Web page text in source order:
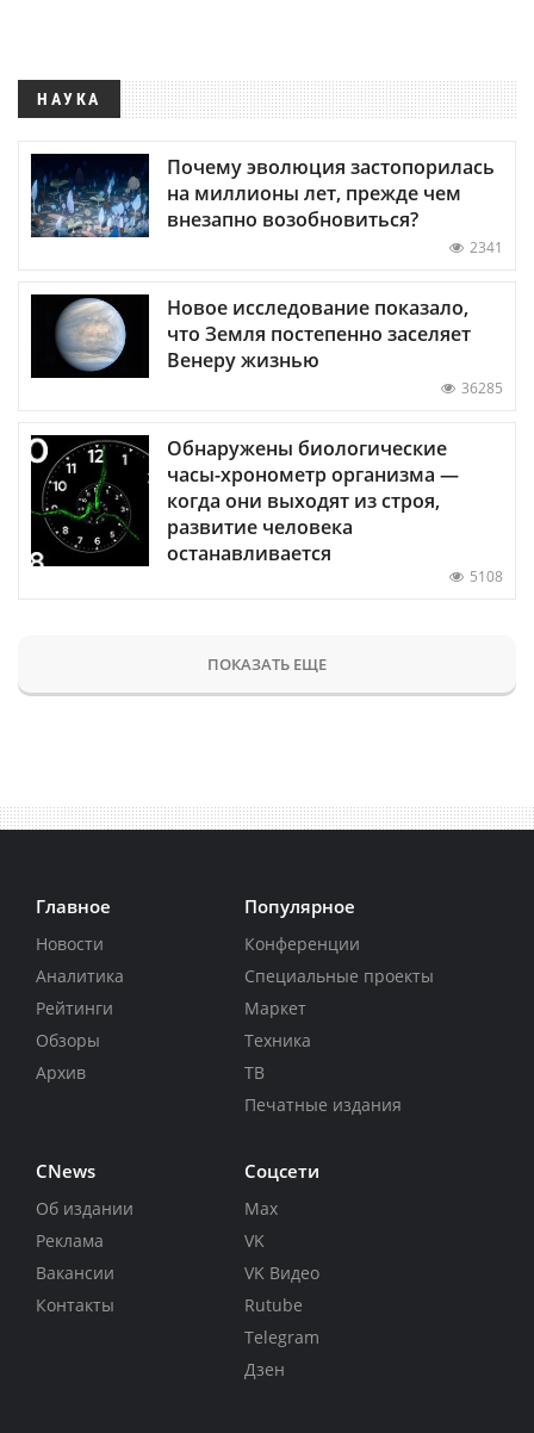
НАУКА
Почему эволюция застопорилась
на миллионы лет, прежде чем
внезапно возобновиться?
2341
Новое исследование показало,
что Земля постепенно заселяет
Венеру жизнью
36285
Обнаружены биологические
часы-хронометр организма —
когда они выходят из строя,
развитие человека
останавливается
5108
ПОКАЗАТЬ ЕЩЕ
Главное
Новости
Аналитика
Рейтинги
Обзоры
Архив
Популярное
Конференции
Специальные проекты
Маркет
Техника
ТВ
Печатные издания
CNews
Об издании
Реклама
Вакансии
Контакты
Соцсети
Max
VK
VK Видео
Rutube
Telegram
Дзен